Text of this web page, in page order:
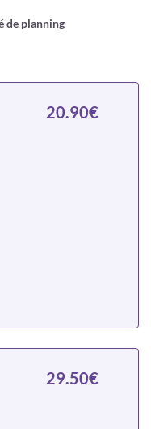
de planning
20.90€
29.50€